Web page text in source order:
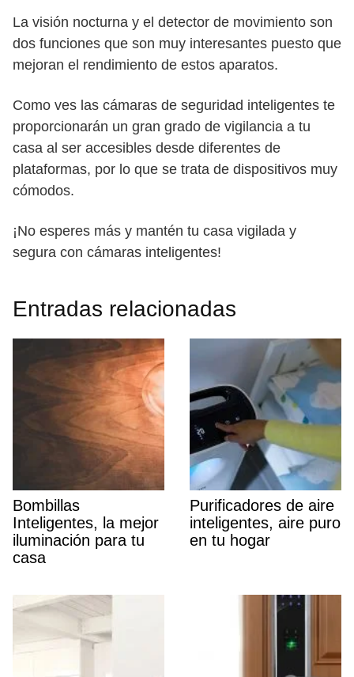
La visión nocturna y el detector de movimiento son
dos funciones que son muy interesantes puesto que
mejoran el rendimiento de estos aparatos.
Como ves las cámaras de seguridad inteligentes te
proporcionarán un gran grado de vigilancia a tu
casa al ser accesibles desde diferentes de
plataformas, por lo que se trata de dispositivos muy
cómodos.
¡No esperes más y mantén tu casa vigilada y
segura con cámaras inteligentes!
Entradas relacionadas
Bombillas
Inteligentes, la mejor
iluminación para tu
casa
Purificadores de aire
inteligentes, aire puro
en tu hogar